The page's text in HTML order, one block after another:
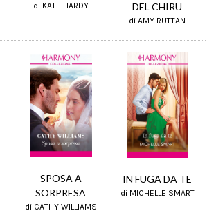
di KATE HARDY
DEL CHIRU
di AMY RUTTAN
SPOSA A
SORPRESA
di CATHY WILLIAMS
IN FUGA DA TE
di MICHELLE SMART